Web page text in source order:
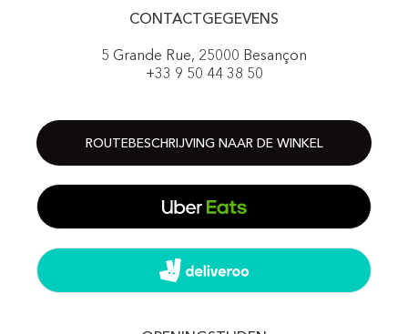
CONTACTGEGEVENS
5 Grande Rue, 25000 Besançon
+33 9 50 44 38 50
ROUTEBESCHRIJVING NAAR DE WINKEL